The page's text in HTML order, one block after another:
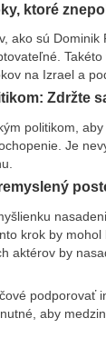
ktoré
ako sú
na Izrael a
Zdržte
politikom,
Je
krok by
aktérov by
podporovať
aby